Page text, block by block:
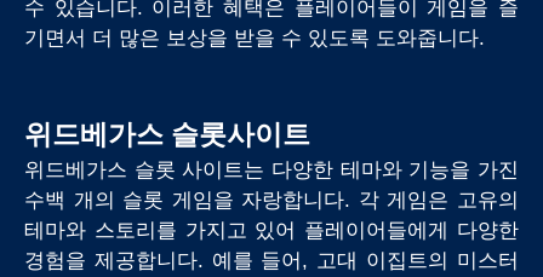
수 있습니다. 이러한 혜택은 플레이어들이 게임을 즐
기면서 더 많은 보상을 받을 수 있도록 도와줍니다.
위드베가스 슬롯사이트
위드베가스 슬롯 사이트는 다양한 테마와 기능을 가진
수백 개의 슬롯 게임을 자랑합니다. 각 게임은 고유의
테마와 스토리를 가지고 있어 플레이어들에게 다양한
경험을 제공합니다. 예를 들어, 고대 이집트의 미스터